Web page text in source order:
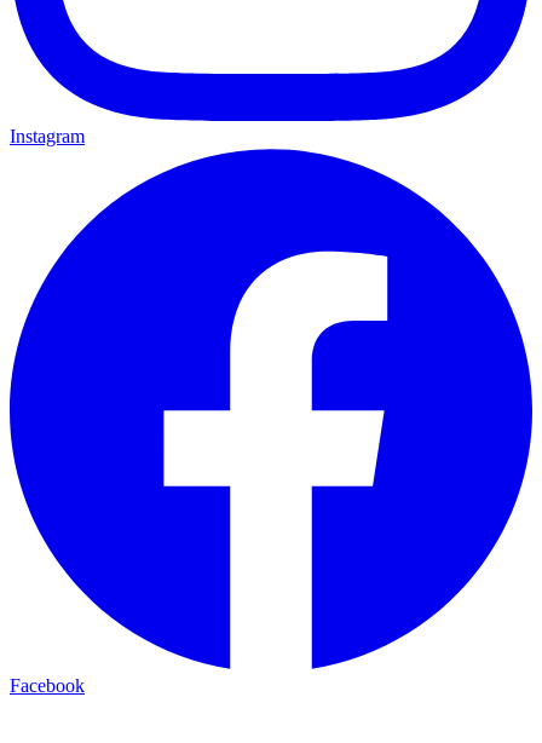
Instagram
Facebook